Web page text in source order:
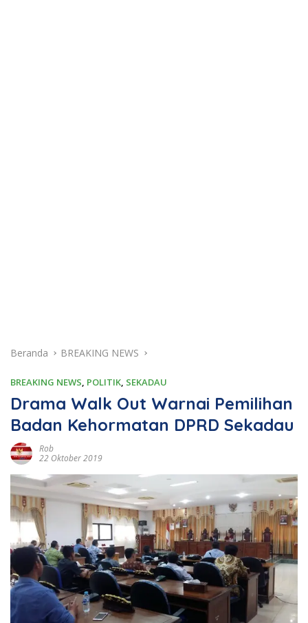
Beranda BREAKING NEWS
BREAKING NEWS, POLITIK, SEKADAU
Drama Walk Out Warnai Pemilihan
Badan Kehormatan DPRD Sekadau
Rob
22 Oktober 2019